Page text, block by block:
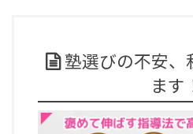
塾選びの不安、
ます